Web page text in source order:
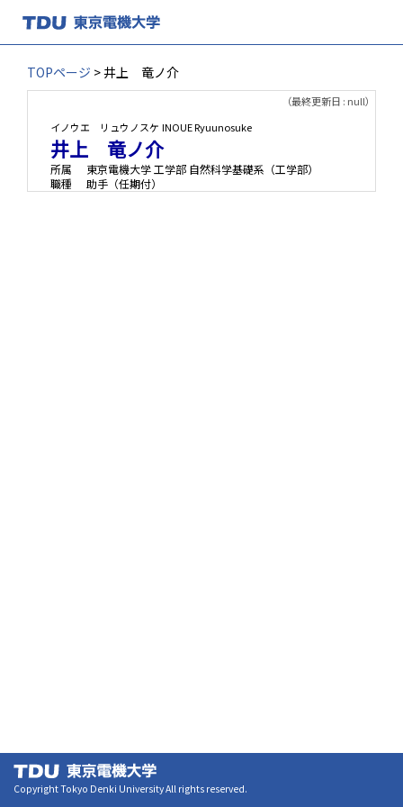
TOPページ > 井上 竜ノ介
（最終更新日 : null）
イノウエ リュウノスケ INOUE Ryuunosuke
井上 竜ノ介
所属
東京電機大学 工学部 自然科学基礎系（工学部）
職種
助手（任期付）
Copyright Tokyo Denki University All rights reserved.